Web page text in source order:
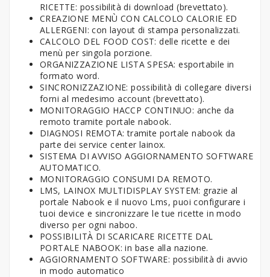
RICETTE: possibilità di download (brevettato).
CREAZIONE MENÙ CON CALCOLO CALORIE ED
ALLERGENI: con layout di stampa personalizzati.
CALCOLO DEL FOOD COST: delle ricette e dei
menù per singola porzione.
ORGANIZZAZIONE LISTA SPESA: esportabile in
formato word.
SINCRONIZZAZIONE: possibilità di collegare diversi
forni al medesimo account (brevettato).
MONITORAGGIO HACCP CONTINUO: anche da
remoto tramite portale nabook.
DIAGNOSI REMOTA: tramite portale nabook da
parte dei service center lainox.
SISTEMA DI AVVISO AGGIORNAMENTO SOFTWARE
AUTOMATICO.
MONITORAGGIO CONSUMI DA REMOTO.
LMS, LAINOX MULTIDISPLAY SYSTEM: grazie al
portale Nabook e il nuovo Lms, puoi configurare i
tuoi device e sincronizzare le tue ricette in modo
diverso per ogni naboo.
POSSIBILITÀ DI SCARICARE RICETTE DAL
PORTALE NABOOK: in base alla nazione.
AGGIORNAMENTO SOFTWARE: possibilità di avvio
in modo automatico